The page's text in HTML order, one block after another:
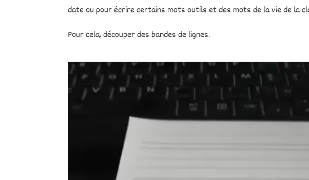
date ou pour écrire certains mots outils et des mots de la vie de la
Pour cela, découper des bandes de lignes.
Lecteur
vidéo